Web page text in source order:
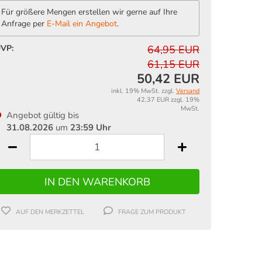
Für größere Mengen erstellen wir gerne auf Ihre
Anfrage per E-Mail ein Angebot.
64,95 EUR
61,15 EUR
50,42 EUR
inkl. 19% MwSt. zzgl. Versand
Angebot gültig bis
31.08.2026 um 23:59 Uhr
42,37 EUR zzgl. 19%
MwSt.
AUF DEN MERKZETTEL FRAGE ZUM PRODUKT